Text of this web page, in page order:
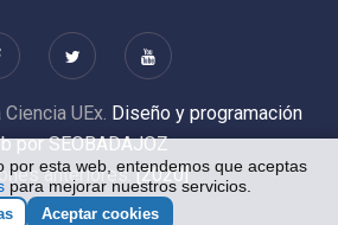
UEx. Diseño y programación
por SEOBADAJOZ
anteriores:[2020]
por esta web, entendemos que aceptas
para mejorar nuestros servicios.
Aceptar cookies